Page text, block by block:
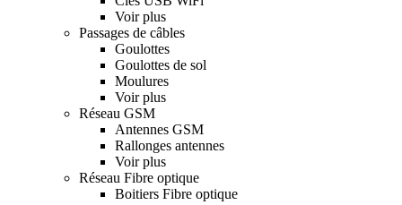
Voir plus
Passages de câbles
Goulottes
Goulottes de sol
Moulures
Voir plus
Réseau GSM
Antennes GSM
Rallonges antennes
Voir plus
Réseau Fibre optique
Boitiers Fibre optique